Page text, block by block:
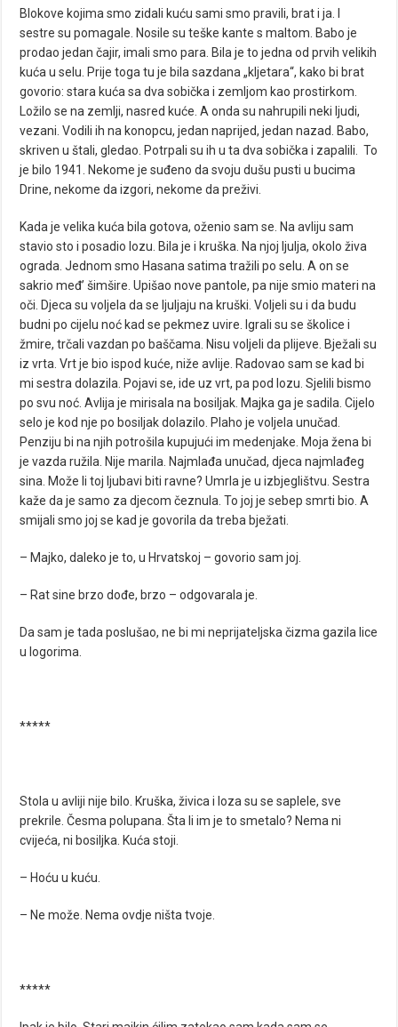
Blokove kojima smo zidali kuću sami smo pravili, brat i ja. I
sestre su pomagale. Nosile su teške kante s maltom. Babo je
prodao jedan čajir, imali smo para. Bila je to jedna od prvih velikih
kuća u selu. Prije toga tu je bila sazdana „kljetara“, kako bi brat
govorio: stara kuća sa dva sobička i zemljom kao prostirkom.
Ložilo se na zemlji, nasred kuće. A onda su nahrupili neki ljudi,
vezani. Vodili ih na konopcu, jedan naprijed, jedan nazad. Babo,
skriven u štali, gledao. Potrpali su ih u ta dva sobička i zapalili. To
je bilo 1941. Nekome je suđeno da svoju dušu pusti u bucima
Drine, nekome da izgori, nekome da preživi.
Kada je velika kuća bila gotova, oženio sam se. Na avliju sam
stavio sto i posadio lozu. Bila je i kruška. Na njoj ljulja, okolo živa
ograda. Jednom smo Hasana satima tražili po selu. A on se
sakrio međ’ šimšire. Upišao nove pantole, pa nije smio materi na
oči. Djeca su voljela da se ljuljaju na kruški. Voljeli su i da budu
budni po cijelu noć kad se pekmez uvire. Igrali su se školice i
žmire, trčali vazdan po baščama. Nisu voljeli da plijeve. Bježali su
iz vrta. Vrt je bio ispod kuće, niže avlije. Radovao sam se kad bi
mi sestra dolazila. Pojavi se, ide uz vrt, pa pod lozu. Sjelili bismo
po svu noć. Avlija je mirisala na bosiljak. Majka ga je sadila. Cijelo
selo je kod nje po bosiljak dolazilo. Plaho je voljela unučad.
Penziju bi na njih potrošila kupujući im medenjake. Moja žena bi
je vazda ružila. Nije marila. Najmlađa unučad, djeca najmlađeg
sina. Može li toj ljubavi biti ravne? Umrla je u izbjeglištvu. Sestra
kaže da je samo za djecom čeznula. To joj je sebep smrti bio. A
smijali smo joj se kad je govorila da treba bježati.
– Majko, daleko je to, u Hrvatskoj – govorio sam joj.
– Rat sine brzo dođe, brzo – odgovarala je.
Da sam je tada poslušao, ne bi mi neprijateljska čizma gazila lice
u logorima.
*****
Stola u avliji nije bilo. Kruška, živica i loza su se saplele, sve
prekrile. Česma polupana. Šta li im je to smetalo? Nema ni
cvijeća, ni bosiljka. Kuća stoji.
– Hoću u kuću.
– Ne može. Nema ovdje ništa tvoje.
*****